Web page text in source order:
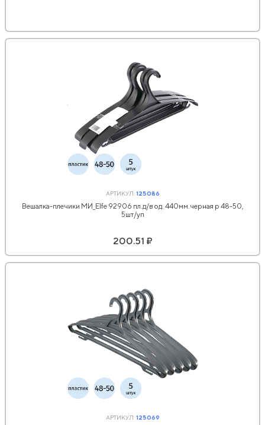
АРТИКУЛ:125086
Вешалка-плечики МИ_Elfe 92906 пл.д/в од. 440мм.черная р 48-50,
5шт/уп
200.51 ₽
АРТИКУЛ:125069